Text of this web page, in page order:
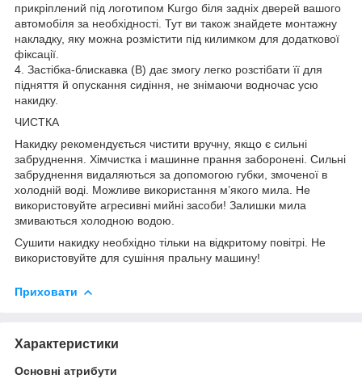
прикріплений під логотипом Kurgo біля задніх дверей вашого
автомобіля за необхідності. Тут ви також знайдете монтажну
накладку, яку можна розмістити під килимком для додаткової
фіксації.
4. Застібка-блискавка (B) дає змогу легко розстібати її для
підняття й опускання сидіння, не знімаючи водночас усю
накидку.
ЧИСТКА
Накидку рекомендується чистити вручну, якщо є сильні
забруднення. Хімчистка і машинне прання заборонені. Сильні
забруднення видаляються за допомогою губки, змоченої в
холодній воді. Можливе використання м’якого мила. Не
використовуйте агресивні мийні засоби! Залишки мила
змиваються холодною водою.
Сушити накидку необхідно тільки на відкритому повітрі. Не
використовуйте для сушіння пральну машину!
Приховати
Характеристики
Основні атрибути